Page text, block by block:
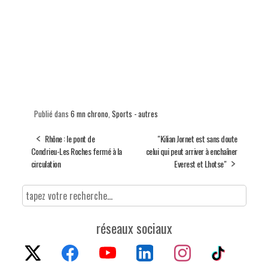
Publié dans 6 mn chrono, Sports - autres
Rhône : le pont de
Condrieu-Les Roches fermé à la
circulation
"Kilian Jornet est sans doute
celui qui peut arriver à enchaîner
Everest et Lhotse"
réseaux sociaux